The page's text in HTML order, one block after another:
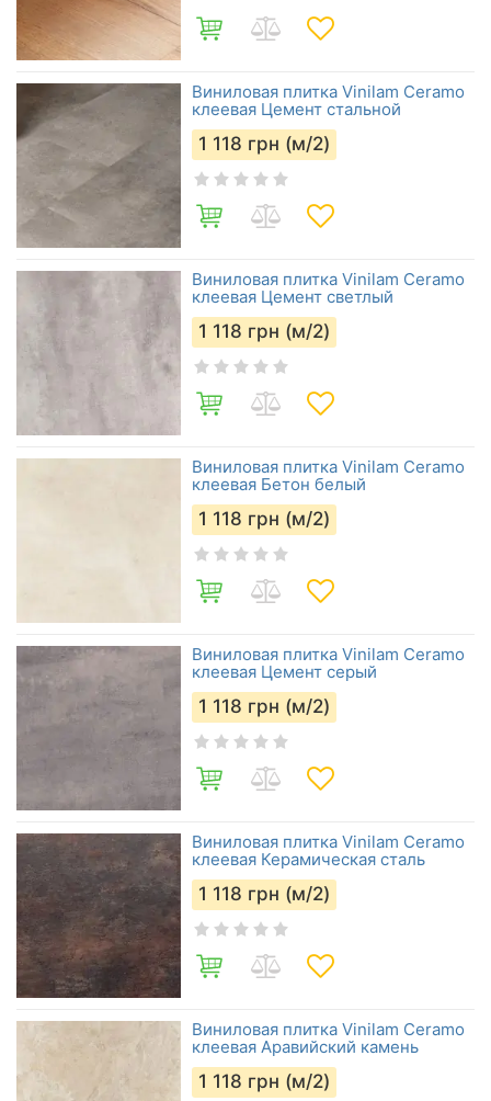
Виниловая плитка Vinilam Ceramo
клеевая Цемент стальной
1 118 грн (м/2)
Виниловая плитка Vinilam Ceramo
клеевая Цемент светлый
1 118 грн (м/2)
Виниловая плитка Vinilam Ceramo
клеевая Бетон белый
1 118 грн (м/2)
Виниловая плитка Vinilam Ceramo
клеевая Цемент серый
1 118 грн (м/2)
Виниловая плитка Vinilam Ceramo
клеевая Керамическая сталь
1 118 грн (м/2)
Виниловая плитка Vinilam Ceramo
клеевая Аравийский камень
1 118 грн (м/2)